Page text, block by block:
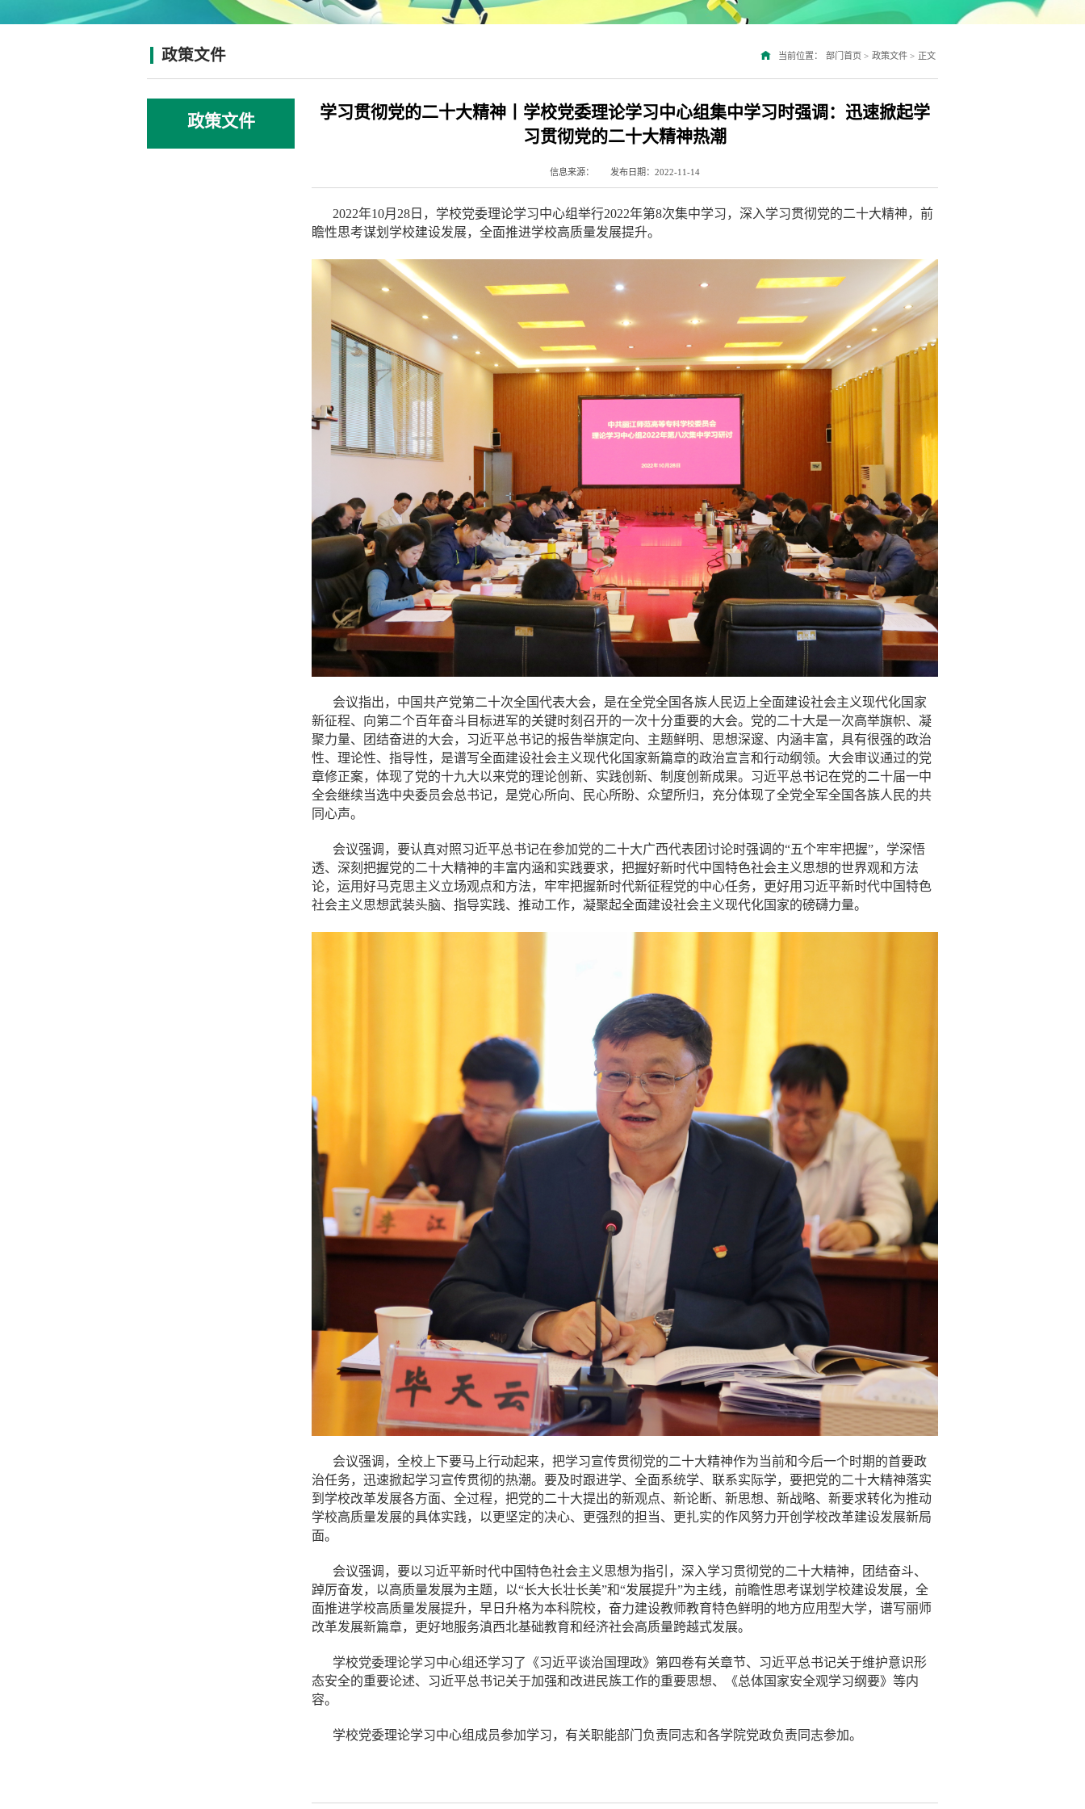
政策文件 当前位置： 部门首页 > 政策文件 > 正文
政策文件
学习贯彻党的二十大精神丨学校党委理论学习中心组集中学习时强调：迅速掀起学
习贯彻党的二十大精神热潮
信息来源： 发布日期：2022-11-14
2022年10月28日，学校党委理论学习中心组举行2022年第8次集中学习，深入学习贯彻党的二十大精神，前
瞻性思考谋划学校建设发展，全面推进学校高质量发展提升。
会议指出，中国共产党第二十次全国代表大会，是在全党全国各族人民迈上全面建设社会主义现代化国家
新征程、向第二个百年奋斗目标进军的关键时刻召开的一次十分重要的大会。党的二十大是一次高举旗帜、凝
聚力量、团结奋进的大会，习近平总书记的报告举旗定向、主题鲜明、思想深邃、内涵丰富，具有很强的政治
性、理论性、指导性，是谱写全面建设社会主义现代化国家新篇章的政治宣言和行动纲领。大会审议通过的党
章修正案，体现了党的十九大以来党的理论创新、实践创新、制度创新成果。习近平总书记在党的二十届一中
全会继续当选中央委员会总书记，是党心所向、民心所盼、众望所归，充分体现了全党全军全国各族人民的共
同心声。
会议强调，要认真对照习近平总书记在参加党的二十大广西代表团讨论时强调的“五个牢牢把握”，学深悟
透、深刻把握党的二十大精神的丰富内涵和实践要求，把握好新时代中国特色社会主义思想的世界观和方法
论，运用好马克思主义立场观点和方法，牢牢把握新时代新征程党的中心任务，更好用习近平新时代中国特色
社会主义思想武装头脑、指导实践、推动工作，凝聚起全面建设社会主义现代化国家的磅礴力量。
会议强调，全校上下要马上行动起来，把学习宣传贯彻党的二十大精神作为当前和今后一个时期的首要政
治任务，迅速掀起学习宣传贯彻的热潮。要及时跟进学、全面系统学、联系实际学，要把党的二十大精神落实
到学校改革发展各方面、全过程，把党的二十大提出的新观点、新论断、新思想、新战略、新要求转化为推动
学校高质量发展的具体实践，以更坚定的决心、更强烈的担当、更扎实的作风努力开创学校改革建设发展新局
面。
会议强调，要以习近平新时代中国特色社会主义思想为指引，深入学习贯彻党的二十大精神，团结奋斗、
踔厉奋发，以高质量发展为主题，以“长大长壮长美”和“发展提升”为主线，前瞻性思考谋划学校建设发展，全
面推进学校高质量发展提升，早日升格为本科院校，奋力建设教师教育特色鲜明的地方应用型大学，谱写丽师
改革发展新篇章，更好地服务滇西北基础教育和经济社会高质量跨越式发展。
学校党委理论学习中心组还学习了《习近平谈治国理政》第四卷有关章节、习近平总书记关于维护意识形
态安全的重要论述、习近平总书记关于加强和改进民族工作的重要思想、《总体国家安全观学习纲要》等内
容。
学校党委理论学习中心组成员参加学习，有关职能部门负责同志和各学院党政负责同志参加。